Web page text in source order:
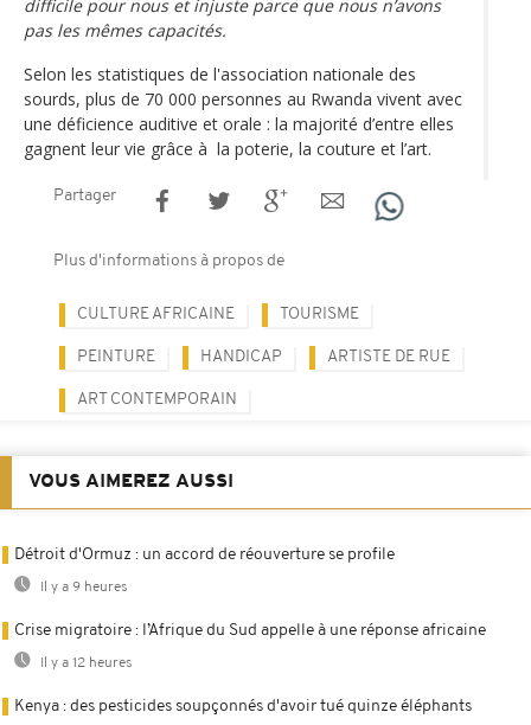
difficile pour nous et injuste parce que nous n’avons
pas les mêmes capacités.
Selon les statistiques de l'association nationale des
sourds, plus de 70 000 personnes au Rwanda vivent avec
une déficience auditive et orale : la majorité d’entre elles
gagnent leur vie grâce à la poterie, la couture et l’art.
Partager
Plus d'informations à propos de
CULTURE AFRICAINE TOURISME
PEINTURE HANDICAP ARTISTE DE RUE
ART CONTEMPORAIN
VOUS AIMEREZ AUSSI
Détroit d'Ormuz : un accord de réouverture se profile
Il y a 9 heures
Crise migratoire : l’Afrique du Sud appelle à une réponse africaine
Il y a 12 heures
Kenya : des pesticides soupçonnés d'avoir tué quinze éléphants